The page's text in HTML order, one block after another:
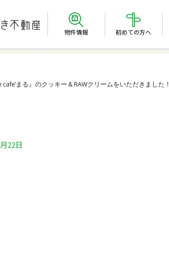
物件情報 初めての方へ
cafe’まる』のクッキー＆RAWクリームをいただきました！
22日